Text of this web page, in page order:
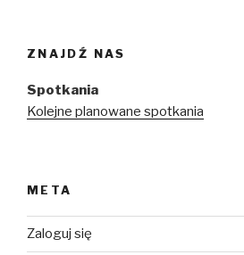
ZNAJDŹ NAS
Spotkania
Kolejne planowane spotkania
META
Zaloguj się